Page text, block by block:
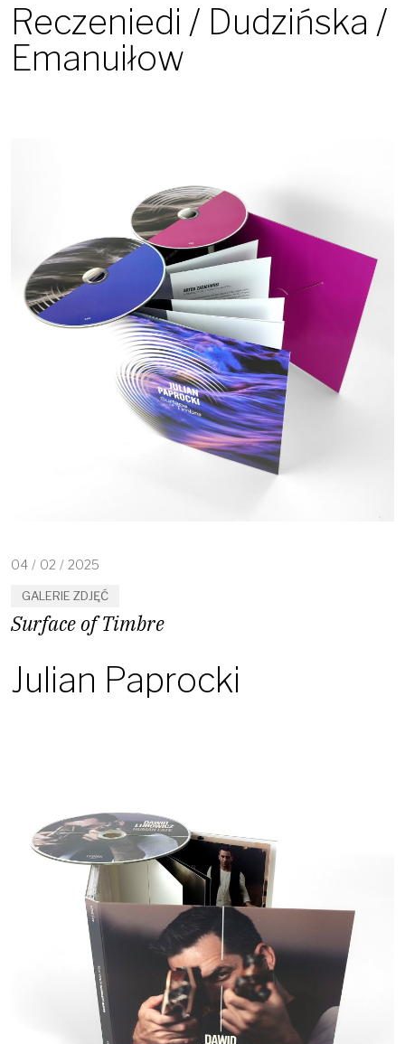
Reczeniedi / Dudzińska /
Emanuiłow
04 / 02 / 2025
GALERIE ZDJĘĆ
Surface of Timbre
Julian Paprocki